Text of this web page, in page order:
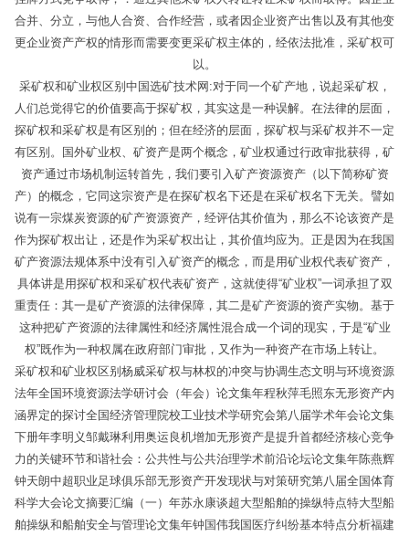
合并、分立，与他人合资、合作经营，或者因企业资产出售以及有其他变
更企业资产产权的情形而需要变更采矿权主体的，经依法批准，采矿权可
以。
采矿权和矿业权区别中国选矿技术网:对于同一个矿产地，说起采矿权，
人们总觉得它的价值要高于探矿权，其实这是一种误解。在法律的层面，
探矿权和采矿权是有区别的；但在经济的层面，探矿权与采矿权并不一定
有区别。国外矿业权、矿资产是两个概念，矿业权通过行政审批获得，矿
资产通过市场机制运转首先，我们要引入矿产资源资产（以下简称矿资
产）的概念，它同这宗资产是在探矿权名下还是在采矿权名下无关。譬如
说有一宗煤炭资源的矿产资源资产，经评估其价值为，那么不论该资产是
作为探矿权出让，还是作为采矿权出让，其价值均应为。正是因为在我国
矿产资源法规体系中没有引入矿资产的概念，而是用矿业权代表矿资产，
具体讲是用探矿权和采矿权代表矿资产，这就使得“矿业权”一词承担了双
重责任：其一是矿产资源的法律保障，其二是矿产资源的资产实物。基于
这种把矿产资源的法律属性和经济属性混合成一个词的现实，于是“矿业
权”既作为一种权属在政府部门审批，又作为一种资产在市场上转让。
采矿权和矿业权区别杨威采矿权与林权的冲突与协调生态文明与环境资源
法年全国环境资源法学研讨会（年会）论文集年程秋萍毛照东无形资产内
涵界定的探讨全国经济管理院校工业技术学研究会第八届学术年会论文集
下册年李明义邹戴琳利用奥运良机增加无形资产是提升首都经济核心竞争
力的关键环节和谐社会：公共性与公共治理学术前沿论坛论文集年陈燕辉
钟天朗中超职业足球俱乐部无形资产开发现状与对策研究第八届全国体育
科学大会论文摘要汇编（一）年苏永康谈超大型船舶的操纵特点特大型船
舶操纵和船舶安全与管理论文集年钟国伟我国医疗纠纷基本特点分析福建